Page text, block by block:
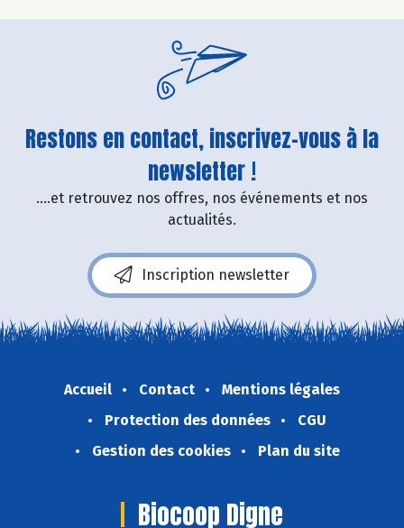
Restons en contact, inscrivez-vous à la
newsletter !
....et retrouvez nos offres, nos événements et nos
actualités.
Inscription newsletter
Accueil Contact
Mentions légales
Protection des données
CGU
Gestion des cookies
Plan du site
Biocoop Digne